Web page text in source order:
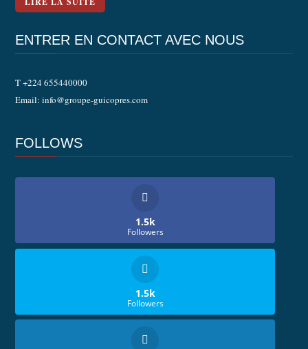
ENTRER EN CONTACT AVEC NOUS
T +224 655440000
Email: info@groupe-guicopres.com
FOLLOWS
1.5k
Followers
1.5k
Followers